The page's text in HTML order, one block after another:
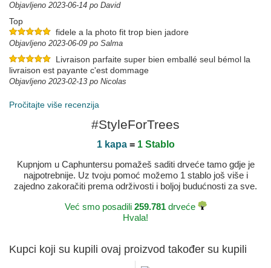
Objavljeno 2023-06-14 po David
Top
fidele a la photo fit trop bien jadore
Objavljeno 2023-06-09 po Salma
Livraison parfaite super bien emballé seul bémol la
livraison est payante c'est dommage
Objavljeno 2023-02-13 po Nicolas
Pročitajte više recenzija
#StyleForTrees
1 kapa= 1 Stablo
Kupnjom u Caphuntersu pomažeš saditi drveće tamo gdje je
najpotrebnije. Uz tvoju pomoć možemo 1 stablo još više i
zajedno zakoračiti prema održivosti i boljoj budućnosti za sve.
Već smo posadili 259.781drveće
Hvala!
Kupci koji su kupili ovaj proizvod također su kupili